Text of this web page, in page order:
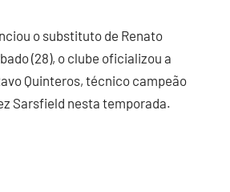
o substituto de Renato
(28), o clube oficializou a
Quinteros, técnico campeão
Sarsfield nesta temporada.